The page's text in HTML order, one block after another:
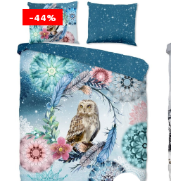
-44%